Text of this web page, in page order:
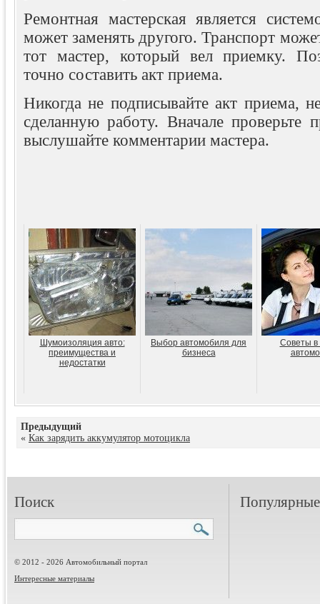
Ремонтная мастерская является
может заменять другого. Транспорт
тот мастер, который вел приемку.
точно составить акт приема.
Никогда не подписывайте акт приема,
сделанную работу. Вначале проверьте
выслушайте комментарии мастера.
Шумоизоляция авто:
преимущества и
недостатки
Выбор автомобиля для
бизнеса
Советы в
Предыдущий
« Как зарядить аккумулятор мотоцикла
Поиск
© 2012 - 2026 Автомобильный портал
Интересные материалы
Популярные